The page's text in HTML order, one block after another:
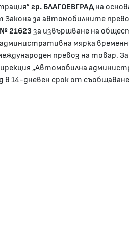
гр. БЛАГОЕВГРАД на
Закона за автомобилните
№ 21623 за извършване на
мярка
превоз на товар.
„Автомобилна
в 14-дневен срок от